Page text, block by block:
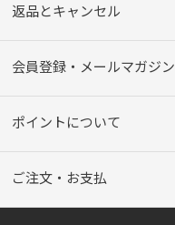
返品とキャンセル
会員登録・メールマガジン
ポイントについて
ご注文・お支払